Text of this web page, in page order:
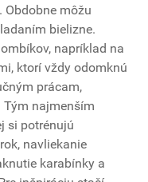
môžu
bielizne.
napríklad na
ktorí vždy odomknú
prácam,
najmenším
si potrénujú
navliekanie
karabínky a